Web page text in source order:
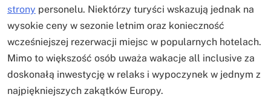
strony personelu. Niektórzy turyści wskazują jednak na
wysokie ceny w sezonie letnim oraz konieczność
wcześniejszej rezerwacji miejsc w popularnych hotelach.
Mimo to większość osób uważa wakacje all inclusive za
doskonałą inwestycję w relaks i wypoczynek w jednym z
najpiękniejszych zakątków Europy.